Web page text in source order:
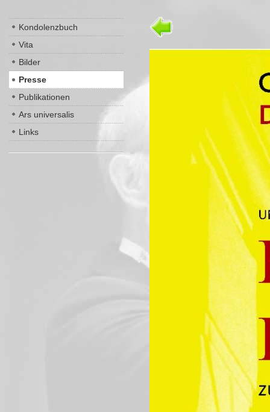
Kondolenzbuch
Vita
Bilder
Presse
Publikationen
Ars universalis
Links